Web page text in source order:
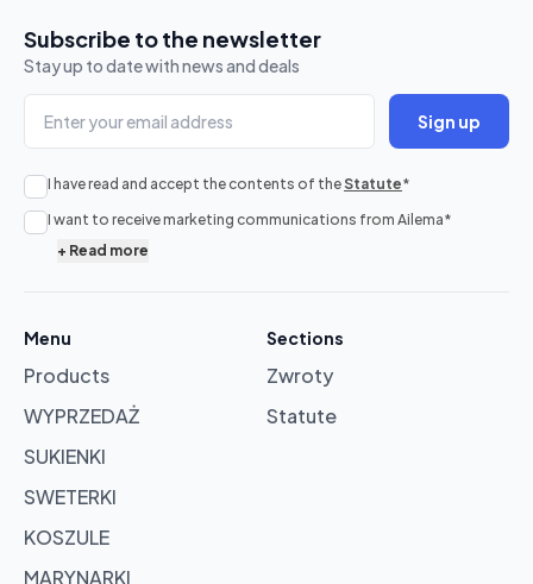
No
products
Browse
products
Subscribe to the newsletter
Stay up to date with news and deals
Sign up
I have read and accept the contents of the Statute*
I want to receive marketing communications from Ailema*
+ Read more
Menu
Products
WYPRZEDAŻ
SUKIENKI
SWETERKI
KOSZULE
MARYNARKI
Sections
Zwroty
Statute